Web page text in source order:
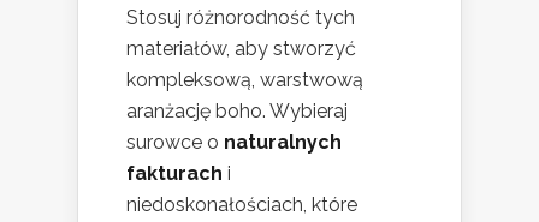
Stosuj różnorodność tych
materiałów, aby stworzyć
kompleksową, warstwową
aranżację boho. Wybieraj
surowce o naturalnych
fakturach i
niedoskonałościach, które